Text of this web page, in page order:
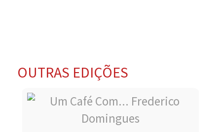
OUTRAS EDIÇÕES